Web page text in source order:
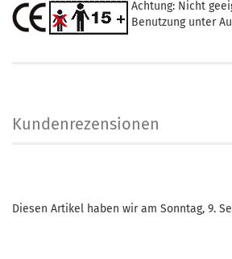
Achtung: Nicht
Benutzung unter
Kundenrezensionen
Diesen Artikel haben wir am Sonntag, 9.